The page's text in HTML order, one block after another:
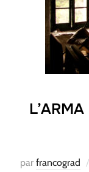
par francograd